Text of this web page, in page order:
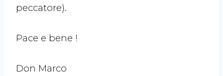
peccatore).
Pace e bene !
Don Marco